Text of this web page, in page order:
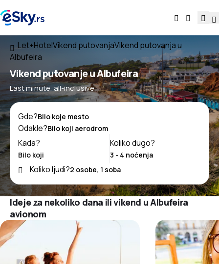
Let+HotelVikend putovanjaVikend putovanja u
Albufeira
Vikend putovanje u Albufeira
Last minute, all-inclusive
Gde?
Odakle?
Kada?
Koliko dugo?
Koliko ljudi?
Ideje za nekoliko dana ili vikend u Albufeira
avionom